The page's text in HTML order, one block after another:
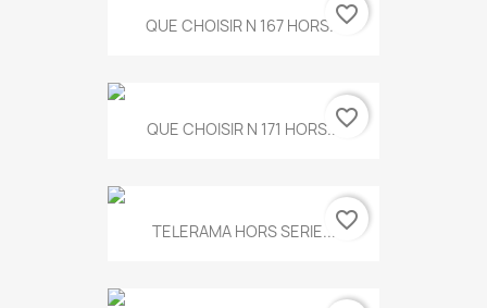
QUE CHOISIR N 167 HORS...favorite_border
QUE CHOISIR N 171 HORS...favorite_border
TELERAMA HORS SERIE...favorite_border